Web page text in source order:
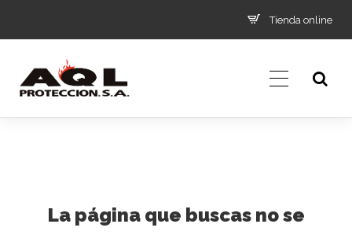
Tienda online
La página que buscas no se